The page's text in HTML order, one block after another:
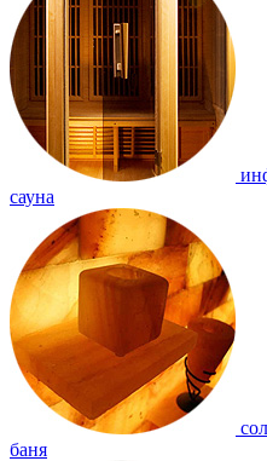
сауна
баня